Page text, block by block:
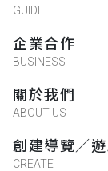
GUIDE
企業合作
BUSINESS
關於我們
ABOUT US
創建導覽／
CREATE